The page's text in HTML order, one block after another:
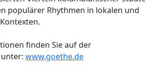
populärer Rhythmen in lokalen und
finden Sie auf der
www.goethe.de